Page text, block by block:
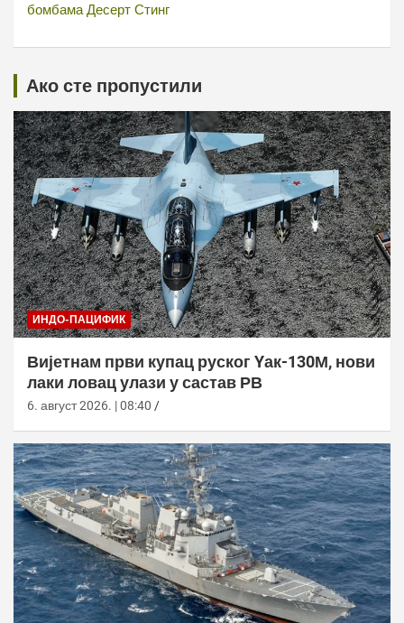
бомбама Десерт Стинг
Ако сте пропустили
ИНДО-ПАЦИФИК
Вијетнам први купац руског Yак-130М, нови
лаки ловац улази у састав РВ
6. август 2026. | 08:40